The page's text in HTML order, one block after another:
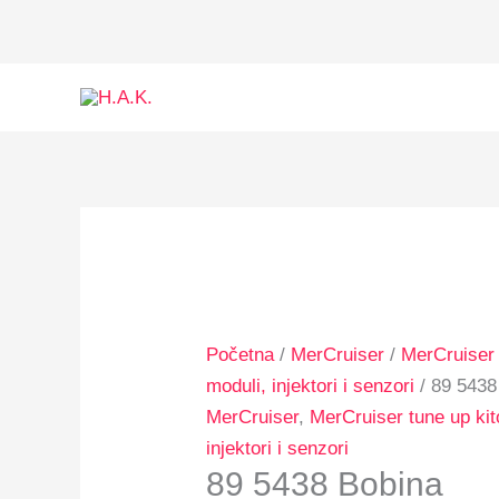
Početna/ MerCruiser /
moduli, injektori i senzori / 89
MerCruiser, MerCruiser tune up
injektori i senzori
89 5438 Bobina